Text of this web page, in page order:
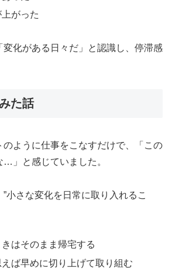
がった
変化がある日々だ」と認識し、停滞感
た話
のように仕事をこなすだけで、「この
…」と感じていました。
小さな変化を日常に取り入れるこ
はそのまま帰宅する
ば早めに切り上げて取り組む